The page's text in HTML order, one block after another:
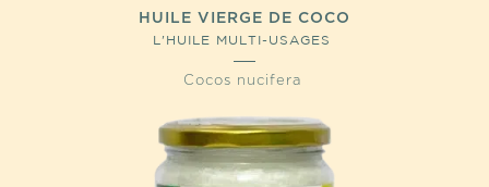
HUILE VIERGE DE COCO
L'HUILE MULTI-USAGES
Cocos nucifera